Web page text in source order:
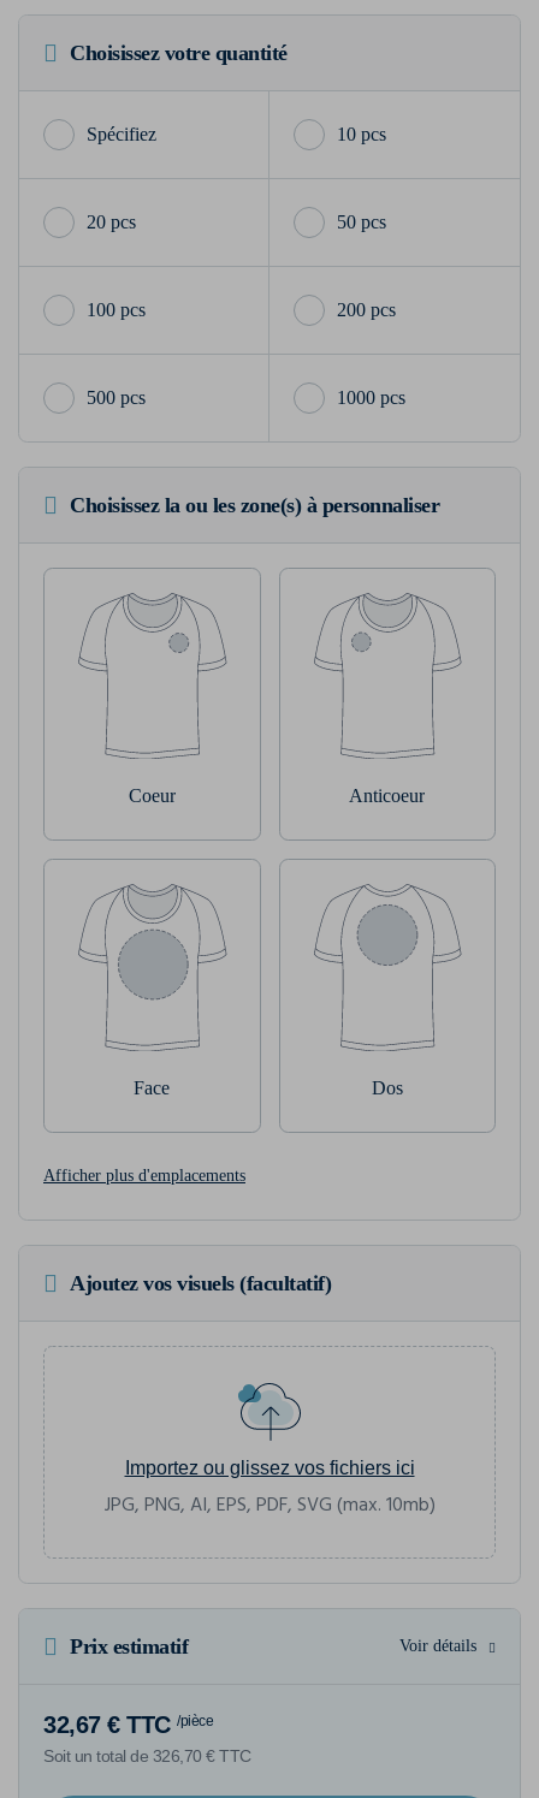
Choisissez votre quantité
10 pcs
20 pcs 50 pcs
100 pcs 200 pcs
500 pcs 1000 pcs
Choisissez la ou les zone(s) à personnaliser
Coeur Anticoeur
Face Dos
Afficher plus d'emplacements
Ajoutez vos visuels (facultatif)
Importez ou glissez vos fichiers ici
JPG, PNG, AI, EPS, PDF, SVG (max. 10mb)
Prix estimatif Voir détails
32,67 € TTC /pièce
Soit un total de 326,70 € TTC